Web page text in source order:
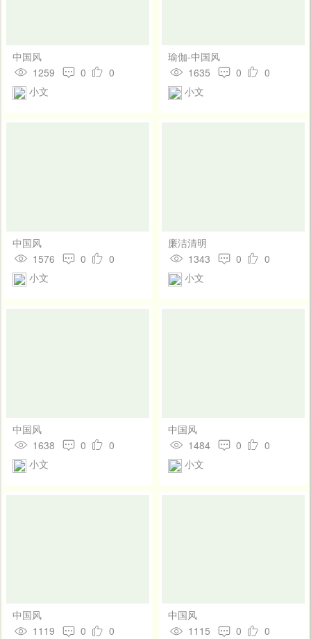
中国风
1259
0
0
小文
瑜伽-中国风
1635
0
0
小文
中国风
1576
0
0
小文
廉洁清明
1343
0
0
小文
中国风
1638
0
0
小文
中国风
1484
0
0
小文
中国风
1119
0
0
中国风
1115
0
0